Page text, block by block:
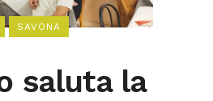
SAVONA
saluta la